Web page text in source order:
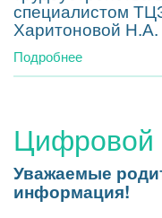
специалистом
Харитоновой Н.А.
Подробнее
Встреча
ТЦЗН
Ленинского
района
Харитоновой
Цифровой
Уважаемые
информация!